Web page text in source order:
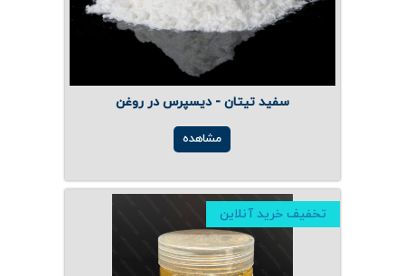
سفید تیتان - دیسپرس در روغن
مشاهده
تخفیف خرید آنلاین